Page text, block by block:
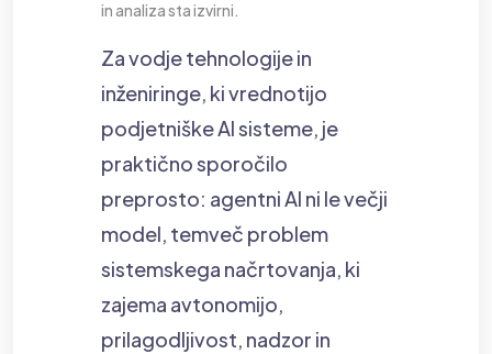
in analiza sta izvirni.
Za vodje tehnologije in
inženiringe, ki vrednotijo
podjetniške AI sisteme, je
praktično sporočilo
preprosto: agentni AI ni le večji
model, temveč problem
sistemskega načrtovanja, ki
zajema avtonomijo,
prilagodljivost, nadzor in